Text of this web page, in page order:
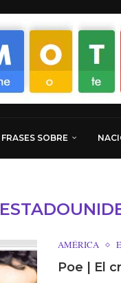
FRASES SOBRE
AMÉRICA
Poe | El